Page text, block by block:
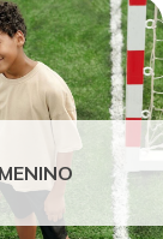
MENINO